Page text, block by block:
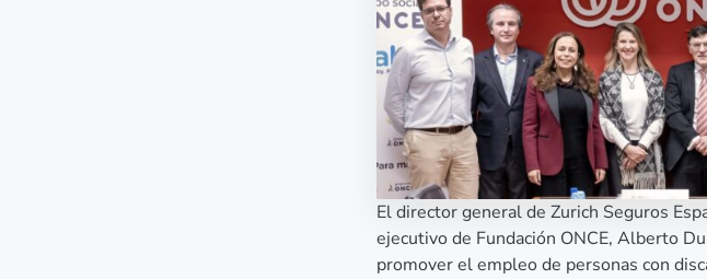
El director general de Zurich Seguros
ejecutivo de Fundación ONCE, Alberto
promover el empleo de personas con